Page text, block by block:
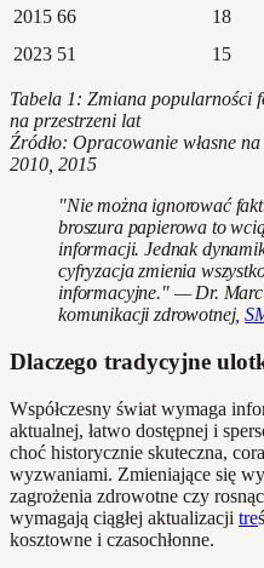
2015 66 18
2023 51 15
Tabela 1: Zmiana popularności
na przestrzeni lat
Źródło: Opracowanie własne
2010, 2015
"Nie można ignorować
broszura papierowa to
informacji. Jednak
cyfryzacja zmienia
informacyjne." — Dr.
komunikacji zdrowotnej,
Dlaczego tradycyjne
Współczesny świat wymaga
aktualnej, łatwo dostępnej i
choć historycznie skuteczna,
wyzwaniami. Zmieniające się
zagrożenia zdrowotne czy
wymagają ciągłej aktualizacji tre
kosztowne i czasochłonne.